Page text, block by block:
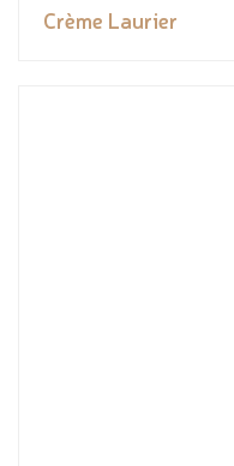
Crème Laurier